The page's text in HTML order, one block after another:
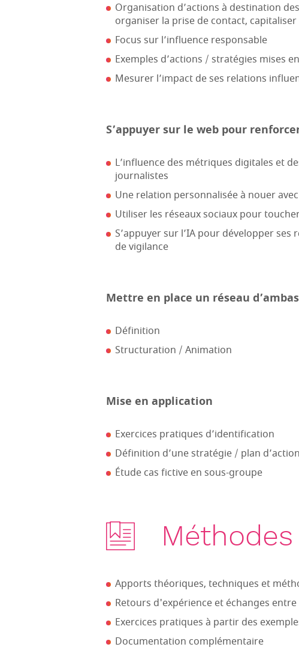
Organisation d’actions à destination
organiser la prise de contact,
Focus sur l’influence responsable
Exemples d’actions / stratégies mises
Mesurer l’impact de ses relations
S’appuyer sur le web pour
L’influence des métriques digitales et
journalistes
Une relation personnalisée à nouer
Utiliser les réseaux sociaux pour
S’appuyer sur l’IA pour développer
de vigilance
Mettre en place un réseau
Définition
Structuration / Animation
Mise en application
Exercices pratiques d’identification
Définition d’une stratégie / plan
Étude cas fictive en sous-groupe
Apports théoriques, techniques et
Retours d'expérience et échanges
Exercices pratiques à partir des
Documentation complémentaire